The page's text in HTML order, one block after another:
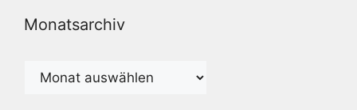
Monatsarchiv
Monatsarchiv